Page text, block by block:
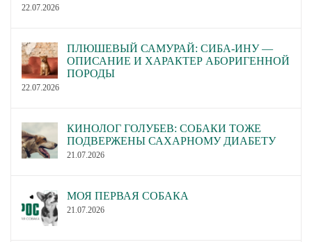
22.07.2026
ПЛЮШЕВЫЙ САМУРАЙ: СИБА-ИНУ —
ОПИСАНИЕ И ХАРАКТЕР АБОРИГЕННОЙ
ПОРОДЫ
22.07.2026
КИНОЛОГ ГОЛУБЕВ: СОБАКИ ТОЖЕ
ПОДВЕРЖЕНЫ САХАРНОМУ ДИАБЕТУ
21.07.2026
МОЯ ПЕРВАЯ СОБАКА
21.07.2026